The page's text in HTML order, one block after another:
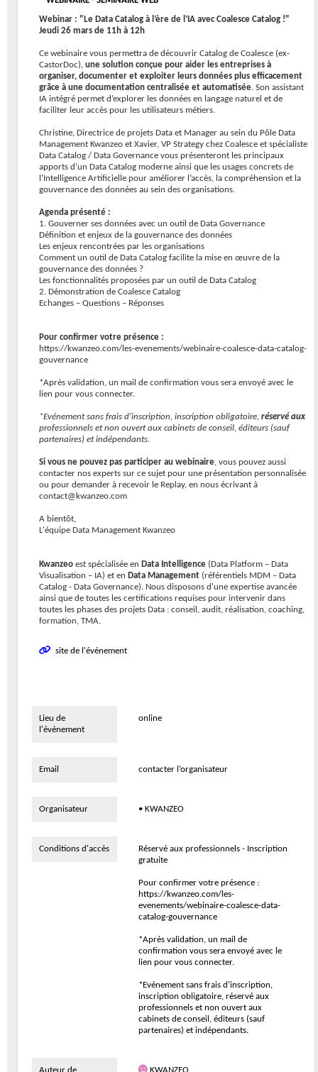
Webinar : "Le Data Catalog à l’ère de l’IA avec Coalesce Catalog !"
Jeudi 26 mars de 11h à 12h
Ce webinaire vous permettra de découvrir Catalog de Coalesce (ex-
CastorDoc), une solution conçue pour aider les entreprises à
organiser, documenter et exploiter leurs données plus efficacement
grâce à une documentation centralisée et automatisée. Son assistant
IA intégré permet d’explorer les données en langage naturel et de
faciliter leur accès pour les utilisateurs métiers.
Christine, Directrice de projets Data et Manager au sein du Pôle Data
Management Kwanzeo et Xavier, VP Strategy chez Coalesce et spécialiste
Data Catalog / Data Governance vous présenteront les principaux
apports d’un Data Catalog moderne ainsi que les usages concrets de
l’Intelligence Artificielle pour améliorer l’accès, la compréhension et la
gouvernance des données au sein des organisations.
Agenda présenté :
1. Gouverner ses données avec un outil de Data Governance
Définition et enjeux de la gouvernance des données
Les enjeux rencontrées par les organisations
Comment un outil de Data Catalog facilite la mise en œuvre de la
gouvernance des données ?
Les fonctionnalités proposées par un outil de Data Catalog
2. Démonstration de Coalesce Catalog
Echanges – Questions – Réponses
Pour confirmer votre présence :
https://kwanzeo.com/les-evenements/webinaire-coalesce-data-catalog-
gouvernance
*Après validation, un mail de confirmation vous sera envoyé avec le
lien pour vous connecter.
*Evénement sans frais d'inscription, inscription obligatoire, réservé aux
professionnels et non ouvert aux cabinets de conseil, éditeurs (sauf
partenaires) et indépendants.
Si vous ne pouvez pas participer au webinaire, vous pouvez aussi
contacter nos experts sur ce sujet pour une présentation personnalisée
ou pour demander à recevoir le Replay, en nous écrivant à
contact@kwanzeo.com
A bientôt,
L'équipe Data Management Kwanzeo
Kwanzeo est spécialisée en Data Intelligence (Data Platform – Data
Visualisation – IA) et en Data Management (référentiels MDM – Data
Catalog - Data Governance). Nous disposons d'une expertise avancée
ainsi que de toutes les certifications requises pour intervenir dans
toutes les phases des projets Data : conseil, audit, réalisation, coaching,
formation, TMA.
site de l'événement
Lieu de
l'événement
online
Email contacter l’organisateur
Organisateur • KWANZEO
Conditions d'accès
Réservé aux professionnels - Inscription
gratuite
Pour confirmer votre présence :
https://kwanzeo.com/les-
evenements/webinaire-coalesce-data-
catalog-gouvernance
*Après validation, un mail de
confirmation vous sera envoyé avec le
lien pour vous connecter.
*Evénement sans frais d'inscription,
inscription obligatoire, réservé aux
professionnels et non ouvert aux
cabinets de conseil, éditeurs (sauf
partenaires) et indépendants.